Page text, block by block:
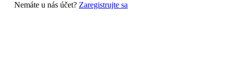
Nemáte u nás účet? Zaregistrujte sa